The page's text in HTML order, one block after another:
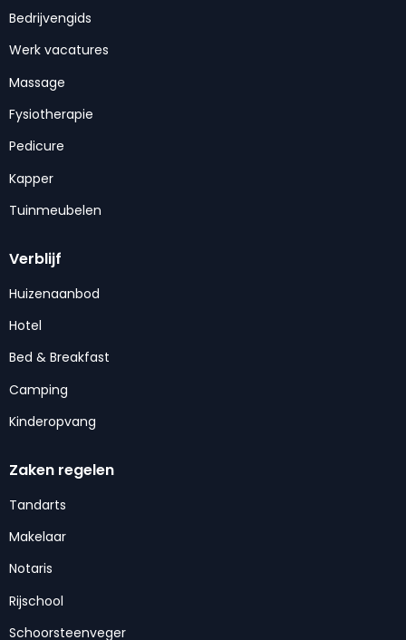
Bedrijvengids
Werk vacatures
Massage
Fysiotherapie
Pedicure
Kapper
Tuinmeubelen
Verblijf
Huizenaanbod
Hotel
Bed & Breakfast
Camping
Kinderopvang
Zaken regelen
Tandarts
Makelaar
Notaris
Rijschool
Schoorsteenveger